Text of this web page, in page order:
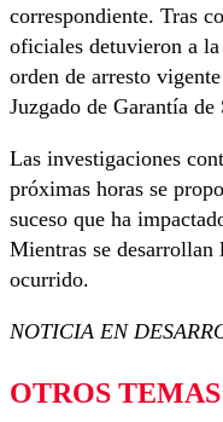
correspondiente. Tras
oficiales detuvieron a
orden de arresto
Juzgado de Garantía de
Las investigaciones
próximas horas se
suceso que ha
Mientras se desarrollan
ocurrido.
NOTICIA EN
OTROS